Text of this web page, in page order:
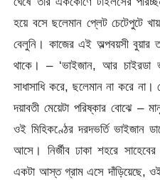
হয়ে বসে ছলেমান প্লেট চেটেপুটে
বেলুনি। কাজের এই অল্পবয়সী বুয়ার
থাকে। – ‘ভাইজান, আর চাইরডা
সাধাসাধি করে, ছলেমান না করে
দয়াবতী মেয়েটা পরিষ্কার বোঝে –
ওই মিহিকণ্ঠের দরদভর্তি ভাইজান
আসে। নির্জীব ঢাকা শহরে সাহেবের
একটা আস্ত গ্রাম এসে দাঁড়িয়েছে,